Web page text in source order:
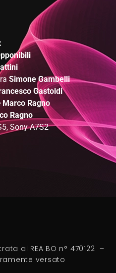
Simone Gambelli
Gastoldi
Marco Ragno
Ragno
Sony A7S2
al REA BO n° 470122 –
versato